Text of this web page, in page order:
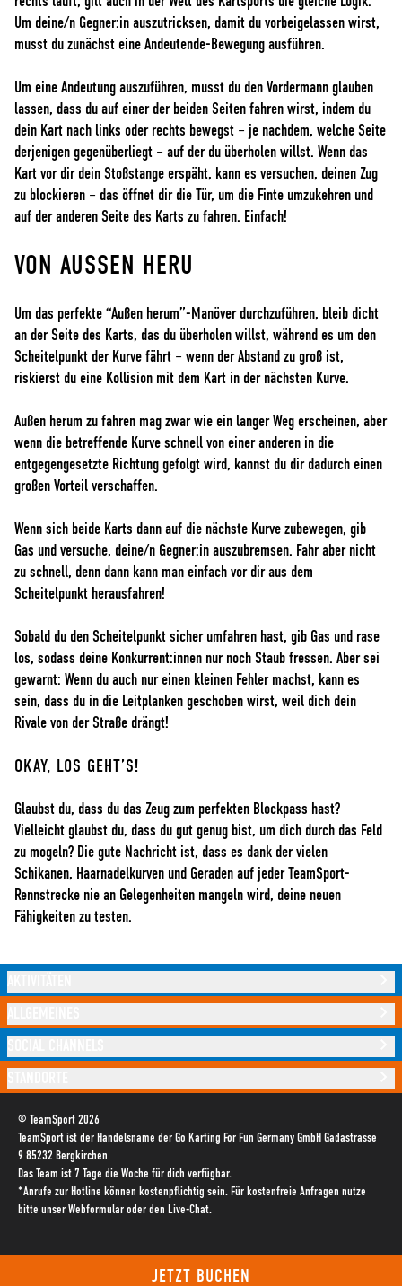
JETZT BUCHEN
Um deine/n Gegner:in auszutricksen, damit du vorbeigelassen wirst,
musst du zunächst eine Andeutende-Bewegung ausführen.
Um eine Andeutung auszuführen, musst du den Vordermann glauben
lassen, dass du auf einer der beiden Seiten fahren wirst, indem du
dein Kart nach links oder rechts bewegst – je nachdem, welche Seite
derjenigen gegenüberliegt – auf der du überholen willst. Wenn das
Kart vor dir dein Stoßstange erspäht, kann es versuchen, deinen Zug
zu blockieren – das öffnet dir die Tür, um die Finte umzukehren und
auf der anderen Seite des Karts zu fahren. Einfach!
VON AUSSEN HERU
Um das perfekte “Außen herum”-Manöver durchzuführen, bleib dicht
an der Seite des Karts, das du überholen willst, während es um den
Scheitelpunkt der Kurve fährt – wenn der Abstand zu groß ist,
riskierst du eine Kollision mit dem Kart in der nächsten Kurve.
Außen herum zu fahren mag zwar wie ein langer Weg erscheinen, aber
wenn die betreffende Kurve schnell von einer anderen in die
entgegengesetzte Richtung gefolgt wird, kannst du dir dadurch einen
großen Vorteil verschaffen.
Wenn sich beide Karts dann auf die nächste Kurve zubewegen, gib
Gas und versuche, deine/n Gegner:in auszubremsen. Fahr aber nicht
zu schnell, denn dann kann man einfach vor dir aus dem
Scheitelpunkt herausfahren!
Sobald du den Scheitelpunkt sicher umfahren hast, gib Gas und rase
los, sodass deine Konkurrent:innen nur noch Staub fressen. Aber sei
gewarnt: Wenn du auch nur einen kleinen Fehler machst, kann es
sein, dass du in die Leitplanken geschoben wirst, weil dich dein
Rivale von der Straße drängt!
OKAY, LOS GEHT’S!
Glaubst du, dass du das Zeug zum perfekten Blockpass hast?
Vielleicht glaubst du, dass du gut genug bist, um dich durch das Feld
zu mogeln? Die gute Nachricht ist, dass es dank der vielen
Schikanen, Haarnadelkurven und Geraden auf jeder TeamSport-
Rennstrecke nie an Gelegenheiten mangeln wird, deine neuen
Fähigkeiten zu testen.
© TeamSport 2026
TeamSport ist der Handelsname der Go Karting For Fun Germany GmbH Gadastrasse
9 85232 Bergkirchen
Das Team ist 7 Tage die Woche für dich verfügbar.
*Anrufe zur Hotline können kostenpflichtig sein. Für kostenfreie Anfragen nutze
bitte unser Webformular oder den Live-Chat.